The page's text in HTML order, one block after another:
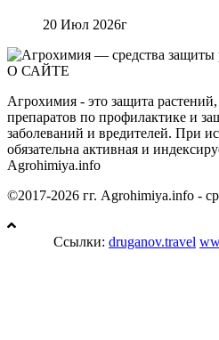
20 Июл 2026г
О САЙТЕ
Агрохимия - это защита
препаратов по профилактике и
заболеваний и вредителей. При
обязательна активная и
Agrohimiya.info
©2017-2026 гг. Agrohimiya.info -
Ссылки: druganov.travel